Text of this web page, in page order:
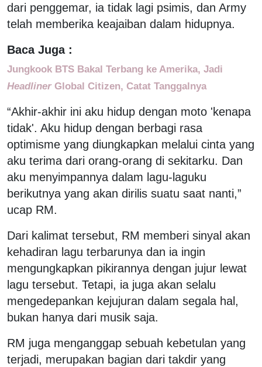
dari penggemar, ia tidak lagi psimis, dan Army
telah memberika keajaiban dalam hidupnya.
Baca Juga :
Jungkook BTS Bakal Terbang ke Amerika, Jadi
HeadlinerGlobal Citizen, Catat Tanggalnya
“Akhir-akhir ini aku hidup dengan moto 'kenapa
tidak'. Aku hidup dengan berbagi rasa
optimisme yang diungkapkan melalui cinta yang
aku terima dari orang-orang di sekitarku. Dan
aku menyimpannya dalam lagu-laguku
berikutnya yang akan dirilis suatu saat nanti,”
ucap RM.
Dari kalimat tersebut, RM memberi sinyal akan
kehadiran lagu terbarunya dan ia ingin
mengungkapkan pikirannya dengan jujur lewat
lagu tersebut. Tetapi, ia juga akan selalu
mengedepankan kejujuran dalam segala hal,
bukan hanya dari musik saja.
RM juga menganggap sebuah kebetulan yang
terjadi, merupakan bagian dari takdir yang